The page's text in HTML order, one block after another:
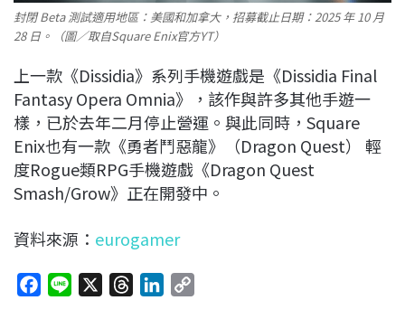
封閉 Beta 測試適用地區：美國和加拿大，招募截止日期：2025 年 10 月
28 日。（圖／取自Square Enix官方YT）
上一款《Dissidia》系列手機遊戲是《Dissidia Final
Fantasy Opera Omnia》，該作與許多其他手遊一
樣，已於去年二月停止營運。與此同時，Square
Enix也有一款《勇者鬥惡龍》（Dragon Quest） 輕
度Rogue類RPG手機遊戲《Dragon Quest
Smash/Grow》正在開發中。
資料來源： eurogamer